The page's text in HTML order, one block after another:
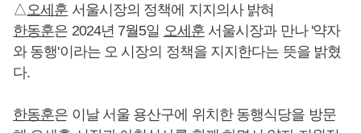
△오세훈 서울시장의 정책에 지지의사 밝혀
한동훈은 2024년 7월5일 오세훈서울시장과 만나 '약자
와 동행'이라는 오 시장의 정책을 지지한다는 뜻을 밝혔
다.
한동훈은 이날 서울 용산구에 위치한 동행식당을 방문